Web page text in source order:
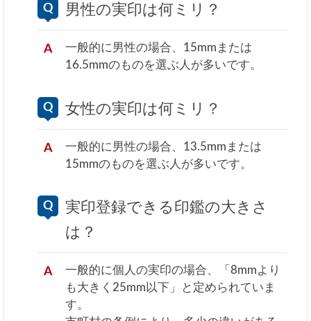
男性の実印は何ミリ？
一般的に男性の場合、15mmまたは
16.5mmのものを選ぶ人が多いです。
女性の実印は何ミリ？
一般的に男性の場合、13.5mmまたは
15mmのものを選ぶ人が多いです。
実印登録できる印鑑の大きさ
は？
一般的に個人の実印の場合、「8mmより
も大きく25mm以下」と定められていま
す。